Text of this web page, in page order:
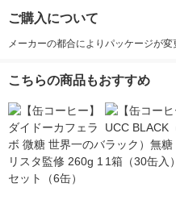
ご購入について
メーカーの都合によりパッケージが変
こちらの商品もおすすめ